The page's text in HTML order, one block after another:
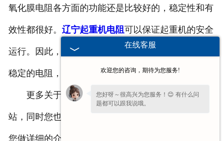
氧化膜电阻各方面的功能还是比较好的，稳定性和有
效性都很好。 辽宁起重机电阻可以保证起重机的安全
运行。因此，在选择电阻时，应选择质量可靠、运行
稳定的电阻，以确保正常生产不会延误。
更多关于不锈钢电阻器的资讯，欢迎关注我司网
站，同时您也可以留言或致电，我们的工作人员会为
您做详细的介绍。
在线客服
欢迎您的咨询，期待为您服务!
您好呀～很高兴为您服务！😊 有什么问
题都可以跟我说哦。